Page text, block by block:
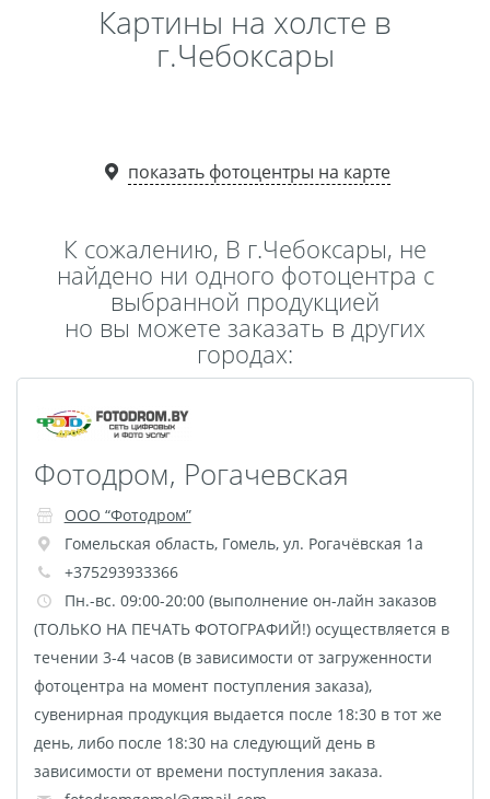
Фото на холсте с
Мультипанно
Фотоколлаж
Фотобокс
Пластификация
самоклеящемся виниле
акриле
Печать на баннере
Фотообои
Трафареты
Печать на прозрачной
Напольная графика
Широкоформатное
ламинирование
Изготовление баннеров
Картины на холсте в
г.Чебоксары
показать фотоцентры на карте
К сожалению, В г.Чебоксары, не
найдено ни одного фотоцентра с
выбранной продукцией
но вы можете заказать в других
городах:
Фотодром, Рогачевская
ООО “Фотодром”
Гомельская область, Гомель, ул. Рогачёвская 1а
+375293933366
Пн.-вс. 09:00-20:00 (выполнение он-лайн заказов
(ТОЛЬКО НА ПЕЧАТЬ ФОТОГРАФИЙ!) осуществляется в
течении 3-4 часов (в зависимости от загруженности
фотоцентра на момент поступления заказа),
сувенирная продукция выдается после 18:30 в тот же
день, либо после 18:30 на следующий день в
зависимости от времени поступления заказа.